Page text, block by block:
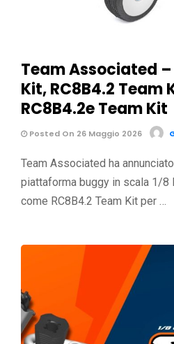
Team Associated –
Kit, RC8B4.2 Team
RC8B4.2e Team Kit
Posted On 26 Maggio 2026
Team Associated ha
piattaforma buggy in scala 1/8
come RC8B4.2 Team Kit per …